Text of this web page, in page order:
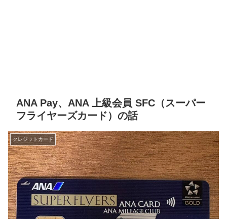
ANA Pay、ANA 上級会員 SFC（スーパー
フライヤーズカード）の話
クレジットカード